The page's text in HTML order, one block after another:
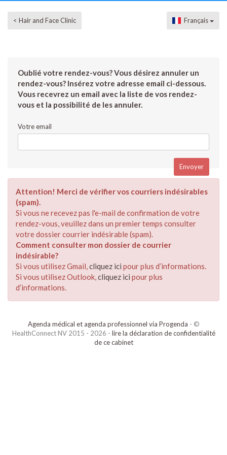
< Hair and Face Clinic Français
Oublié votre rendez-vous? Vous désirez annuler un
rendez-vous? Insérez votre adresse email ci-dessous.
Vous recevrez un email avec la liste de vos rendez-
vous et la possibilité de les annuler.
Votre email
Attention! Merci de vérifier vos courriers indésirables
(spam).
Si vous ne recevez pas l'e-mail de confirmation de votre
rendez-vous, veuillez dans un premier temps consulter
votre dossier courrier indésirable (spam).
Comment consulter mon dossier de courrier
indésirable?
Si vous utilisez Gmail,cliquez ici pour plus d’informations.
Si vous utilisez Outlook,cliquez ici pour plus
d’informations.
Agenda médical et agenda professionnel via Progenda - ©
HealthConnect NV 2015 - 2026 - lire la déclaration de confidentialité
de ce cabinet